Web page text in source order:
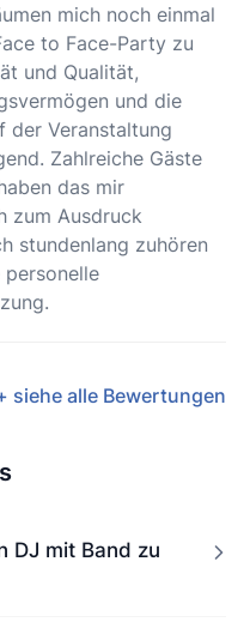
mich noch einmal
to Face-Party zu
und Qualität,
und die
der Veranstaltung
Zahlreiche Gäste
das mir
zum Ausdruck
stundenlang zuhören
siehe alle Bewertungen
DJ mit Band zu